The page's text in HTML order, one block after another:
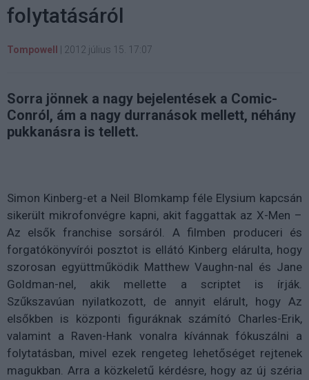
folytatásáról
Tompowell 2012 július 15. 17:07
Sorra jönnek a nagy bejelentések a Comic-
Conról, ám a nagy durranások mellett, néhány
pukkanásra is tellett.
Simon Kinberg-et a Neil Blomkamp féle Elysium kapcsán
sikerült mikrofonvégre kapni, akit faggattak az X-Men –
Az elsők franchise sorsáról. A filmben produceri és
forgatókönyvírói posztot is ellátó Kinberg elárulta, hogy
szorosan együttműködik Matthew Vaughn-nal és Jane
Goldman-nel, akik mellette a scriptet is írják.
Szűkszavúan nyilatkozott, de annyit elárult, hogy Az
elsőkben is központi figuráknak számító Charles-Erik,
valamint a Raven-Hank vonalra kívánnak fókuszálni a
folytatásban, mivel ezek rengeteg lehetőséget rejtenek
magukban. Arra a közkeletű kérdésre, hogy az új széria